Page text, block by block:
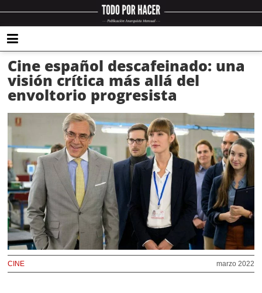
Cine español descafeinado: una
visión crítica más allá del
envoltorio progresista
marzo 2022
CINE